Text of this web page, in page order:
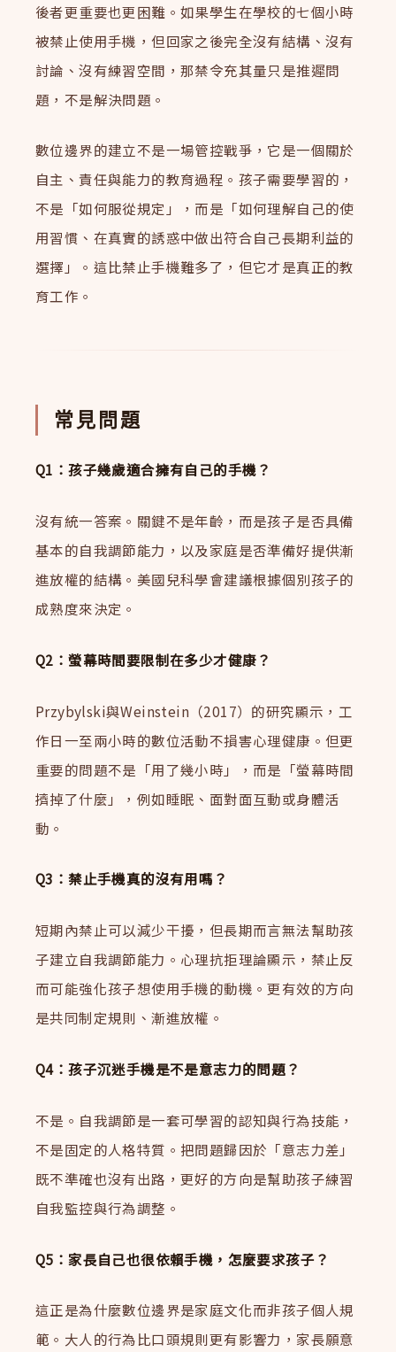
後者更重要也更困難。如果學生在學校的七個小時
被禁止使用手機，但回家之後完全沒有結構、沒有
討論、沒有練習空間，那禁令充其量只是推遲問
題，不是解決問題。
數位邊界的建立不是一場管控戰爭，它是一個關於
自主、責任與能力的教育過程。孩子需要學習的，
不是「如何服從規定」，而是「如何理解自己的使
用習慣、在真實的誘惑中做出符合自己長期利益的
選擇」。這比禁止手機難多了，但它才是真正的教
育工作。
常見問題
Q1：孩子幾歲適合擁有自己的手機？
沒有統一答案。關鍵不是年齡，而是孩子是否具備
基本的自我調節能力，以及家庭是否準備好提供漸
進放權的結構。美國兒科學會建議根據個別孩子的
成熟度來決定。
Q2：螢幕時間要限制在多少才健康？
Przybylski與Weinstein（2017）的研究顯示，工
作日一至兩小時的數位活動不損害心理健康。但更
重要的問題不是「用了幾小時」，而是「螢幕時間
擠掉了什麼」，例如睡眠、面對面互動或身體活
動。
Q3：禁止手機真的沒有用嗎？
短期內禁止可以減少干擾，但長期而言無法幫助孩
子建立自我調節能力。心理抗拒理論顯示，禁止反
而可能強化孩子想使用手機的動機。更有效的方向
是共同制定規則、漸進放權。
Q4：孩子沉迷手機是不是意志力的問題？
不是。自我調節是一套可學習的認知與行為技能，
不是固定的人格特質。把問題歸因於「意志力差」
既不準確也沒有出路，更好的方向是幫助孩子練習
自我監控與行為調整。
Q5：家長自己也很依賴手機，怎麼要求孩子？
這正是為什麼數位邊界是家庭文化而非孩子個人規
範。大人的行為比口頭規則更有影響力，家長願意